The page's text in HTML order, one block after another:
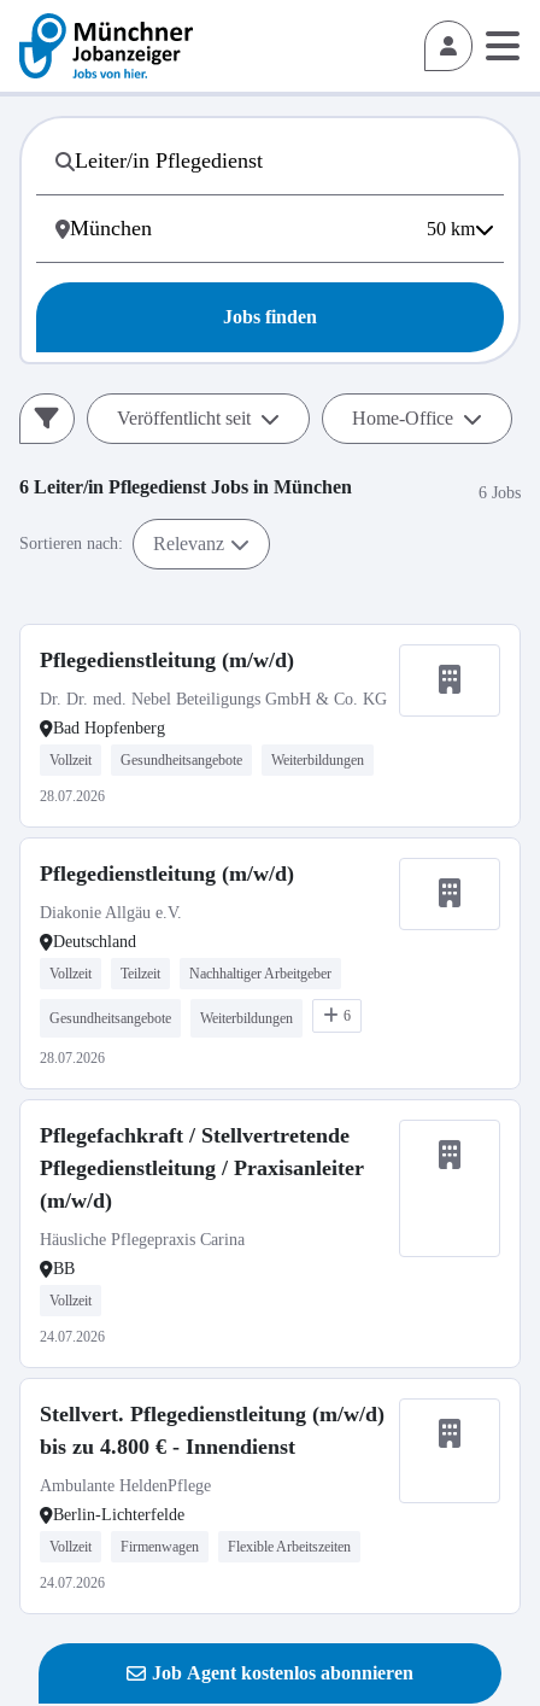
50 km
Jobs finden
Veröffentlicht seit Home-Office
6 Leiter/in Pflegedienst Jobs in München 6 Jobs
Sortieren nach: Relevanz
Pflegedienstleitung (m/w/d)
Dr. Dr. med. Nebel Beteiligungs GmbH & Co. KG
Bad Hopfenberg
Vollzeit Gesundheitsangebote Weiterbildungen
28.07.2026
Pflegedienstleitung (m/w/d)
Diakonie Allgäu e.V.
Deutschland
Vollzeit Teilzeit Nachhaltiger Arbeitgeber
Gesundheitsangebote Weiterbildungen 6
28.07.2026
Pflegefachkraft / Stellvertretende
Pflegedienstleitung / Praxisanleiter
(m/w/d)
Häusliche Pflegepraxis Carina
BB
Vollzeit
24.07.2026
Stellvert. Pflegedienstleitung (m/w/d)
bis zu 4.800 € - Innendienst
Ambulante HeldenPflege
Berlin-Lichterfelde
Vollzeit Firmenwagen Flexible Arbeitszeiten
24.07.2026
Job Agent kostenlos abonnieren